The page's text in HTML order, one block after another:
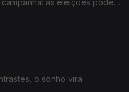
as eleições podem
o sonho vira